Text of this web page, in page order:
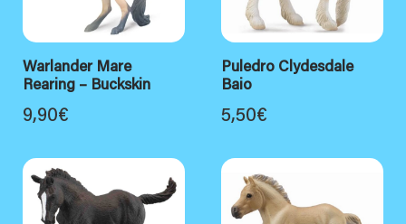
Warlander Mare
Rearing – Buckskin
9,90€
Puledro Clydesdale
Baio
5,50€